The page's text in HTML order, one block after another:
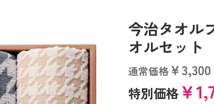
今治タオル
オルセット
通常価格￥3,300
特別価格￥